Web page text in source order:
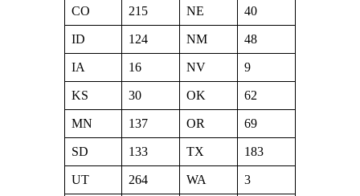
CO 215 NE 40
ID 124 NM 48
IA 16 NV 9
KS 30 OK 62
MN 137 OR 69
SD 133 TX 183
UT 264 WA 3